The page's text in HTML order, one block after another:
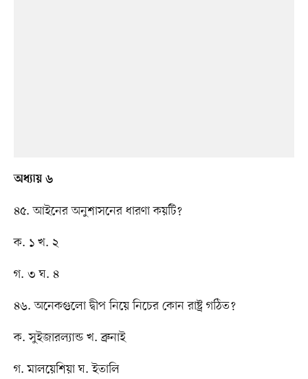
অধ্যায় ৬
৪৫. আইনের অনুশাসনের ধারণা কয়টি?
ক. ১ খ. ২
গ. ৩ ঘ. ৪
৪৬. অনেকগুলো দ্বীপ নিয়ে নিচের কোন রাষ্ট্র গঠিত?
ক. সুইজারল্যান্ড খ. ব্রুনাই
গ. মালয়েশিয়া ঘ. ইতালি